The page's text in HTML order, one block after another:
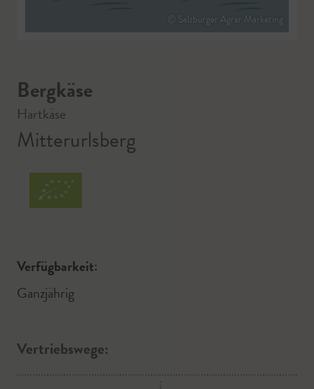
© Salzburger Agrar Marketing
Bergkäse
Hartkäse
Mitterurlsberg
Verfügbarkeit:
Ganzjährig
Vertriebswege: